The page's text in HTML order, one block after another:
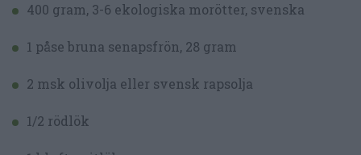
400 gram, 3-6 ekologiska morötter, svenska
1 påse bruna senapsfrön, 28 gram
2 msk olivolja eller svensk rapsolja
1/2 rödlök